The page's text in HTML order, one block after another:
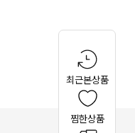
최근본상품
찜한상품